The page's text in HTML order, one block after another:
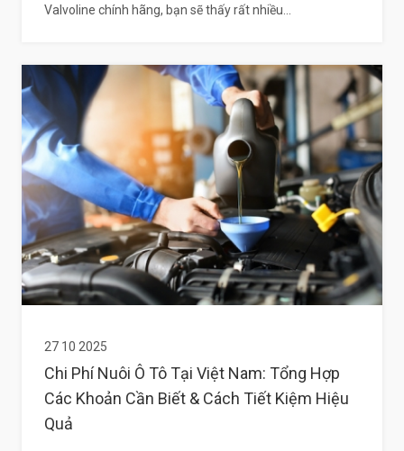
Valvoline chính hãng, bạn sẽ thấy rất nhiều...
27 10 2025
Chi Phí Nuôi Ô Tô Tại Việt Nam: Tổng Hợp
Các Khoản Cần Biết & Cách Tiết Kiệm Hiệu
Quả